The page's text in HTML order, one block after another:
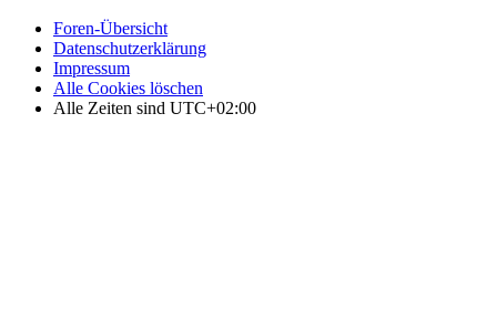
Foren-Übersicht
Datenschutzerklärung
Impressum
Alle Cookies löschen
Alle Zeiten sind UTC+02:00